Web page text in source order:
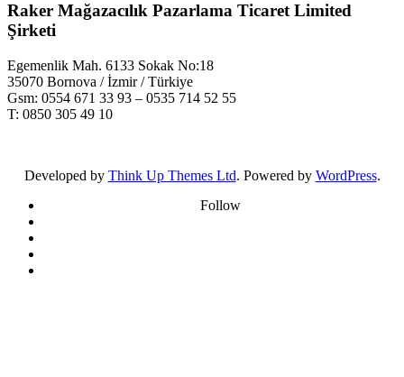
Raker Mağazacılık Pazarlama Ticaret Limited
Şirketi
Egemenlik Mah. 6133 Sokak No:18
35070 Bornova / İzmir / Türkiye
Gsm: 0554 671 33 93 – 0535 714 52 55
T: 0850 305 49 10
Developed by Think Up Themes Ltd. Powered by WordPress.
Follow